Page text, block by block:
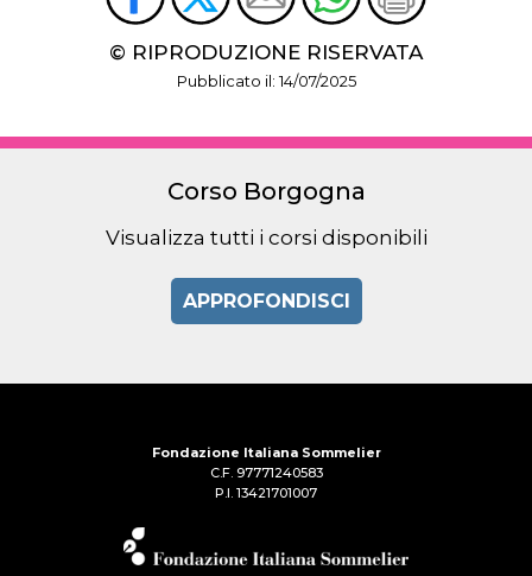
© RIPRODUZIONE RISERVATA
Pubblicato il: 14/07/2025
Corso Borgogna
Visualizza tutti i corsi disponibili
APPROFONDISCI
Fondazione Italiana Sommelier
C.F. 97771240583
P.I. 13421701007